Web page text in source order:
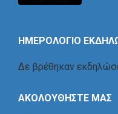
ΗΜΕΡΟΛΟΓΙΟ
Δε βρέθηκαν
ΑΚΟΛΟΥΘΗΣΤΕ ΜΑΣ